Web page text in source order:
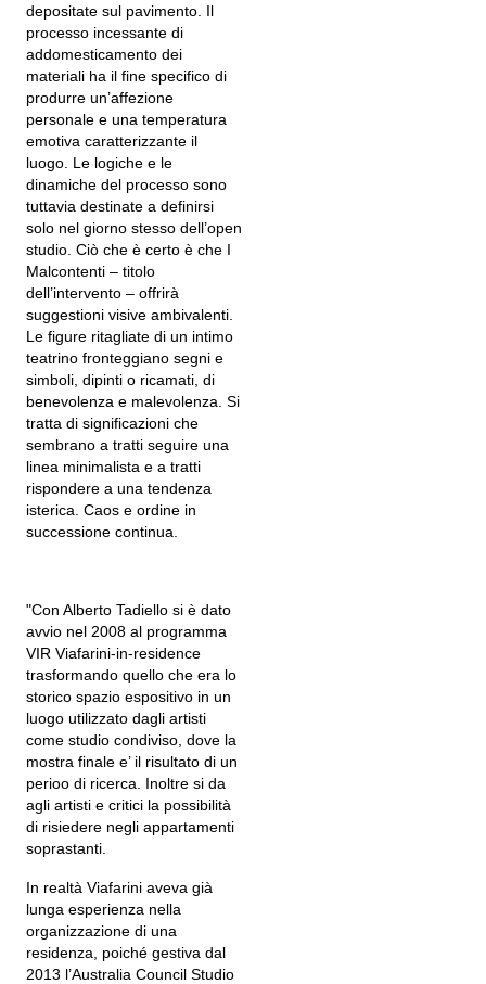
depositate sul pavimento. Il
processo incessante di
addomesticamento dei
materiali ha il fine specifico di
produrre un’affezione
personale e una temperatura
emotiva caratterizzante il
luogo. Le logiche e le
dinamiche del processo sono
tuttavia destinate a definirsi
solo nel giorno stesso dell’open
studio. Ciò che è certo è che I
Malcontenti – titolo
dell’intervento – offrirà
suggestioni visive ambivalenti.
Le figure ritagliate di un intimo
teatrino fronteggiano segni e
simboli, dipinti o ricamati, di
benevolenza e malevolenza. Si
tratta di significazioni che
sembrano a tratti seguire una
linea minimalista e a tratti
rispondere a una tendenza
isterica. Caos e ordine in
successione continua.
"Con Alberto Tadiello si è dato
avvio nel 2008 al programma
VIR Viafarini-in-residence
trasformando quello che era lo
storico spazio espositivo in un
luogo utilizzato dagli artisti
come studio condiviso, dove la
mostra finale e’ il risultato di un
perioo di ricerca. Inoltre si da
agli artisti e critici la possibilità
di risiedere negli appartamenti
soprastanti.
In realtà Viafarini aveva già
lunga esperienza nella
organizzazione di una
residenza, poiché gestiva dal
2013 l’Australia Council Studio